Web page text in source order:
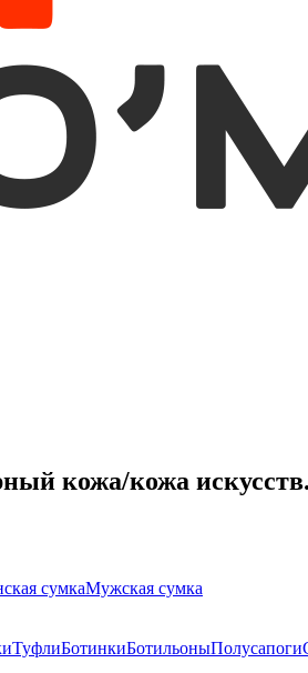
кожа/кожа
сумкаМужская сумка
ТуфлиБотинкиБотильоныПолусапоги